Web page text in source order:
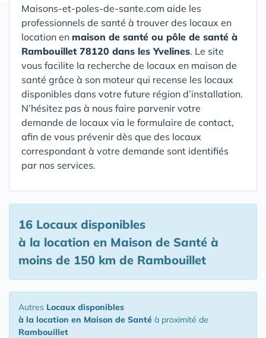
Maisons-et-poles-de-sante.com aide les
professionnels de santé à trouver des locaux en
location en maison de santé ou pôle de santé à
Rambouillet 78120 dans les Yvelines. Le site
vous facilite la recherche de locaux en maison de
santé grâce à son moteur qui recense les locaux
disponibles dans votre future région d’installation.
N’hésitez pas à nous faire parvenir votre
demande de locaux via le formulaire de contact,
afin de vous prévenir dès que des locaux
correspondant à votre demande sont identifiés
par nos services.
16 Locaux disponibles
à la location en Maison de Santé à
moins de 150 km de Rambouillet
Autres Locaux disponibles
à la location en Maison de Santé à proximité de
Rambouillet